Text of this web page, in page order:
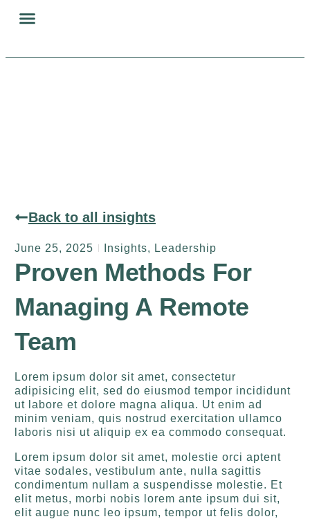
Back to all insights
June 25, 2025 Insights, Leadership
Proven Methods For
Managing A Remote
Team
Lorem ipsum dolor sit amet, consectetur
adipisicing elit, sed do eiusmod tempor incididunt
ut labore et dolore magna aliqua. Ut enim ad
minim veniam, quis nostrud exercitation ullamco
laboris nisi ut aliquip ex ea commodo consequat.
Lorem ipsum dolor sit amet, molestie orci aptent
vitae sodales, vestibulum ante, nulla sagittis
condimentum nullam a suspendisse molestie. Et
elit metus, morbi nobis lorem ante ipsum dui sit,
elit augue nunc leo ipsum, tempor ut felis dolor,